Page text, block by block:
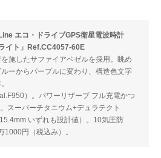
エコ・ドライブGPS衛星電波時計
イト」Ref.CC4057-60E
施したサファイアベゼルを採用。眺め
ーからパープルに変わり、構造色文字
）。パワーリザーブ フル充電かつ
スーパーチタニウム+デュラテクト
いずれも設計値）。10気圧防
円（税込み）。